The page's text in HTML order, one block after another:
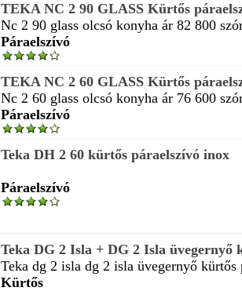
TEKA NC 2 90 GLASS Kürtős
Nc 2 90 glass olcsó konyha ár 82 800
Páraelszívó
TEKA NC 2 60 GLASS Kürtős
Nc 2 60 glass olcsó konyha ár 76 600
Páraelszívó
Teka DH 2 60 kürtős páraelszívó inox
Páraelszívó
Teka DG 2 Isla + DG 2 Isla üvegernyő
Teka dg 2 isla dg 2 isla üvegernyő kürtős
Kürtős